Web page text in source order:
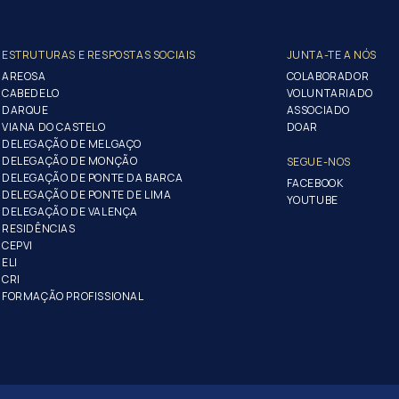
ESTRUTURAS E RESPOSTAS SOCIAIS
AREOSA
CABEDELO
DARQUE
VIANA DO CASTELO
DELEGAÇÃO DE MELGAÇO
DELEGAÇÃO DE MONÇÃO
DELEGAÇÃO DE PONTE DA BARCA
DELEGAÇÃO DE PONTE DE LIMA
DELEGAÇÃO DE VALENÇA
RESIDÊNCIAS
CEPVI
ELI
CRI
FORMAÇÃO PROFISSIONAL
JUNTA-TE A NÓS
COLABORADOR
VOLUNTARIADO
ASSOCIADO
DOAR
SEGUE-NOS
FACEBOOK
YOUTUBE